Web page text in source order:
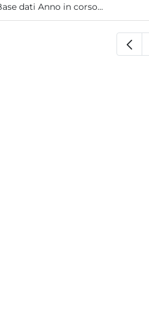
dati Anno in corso...